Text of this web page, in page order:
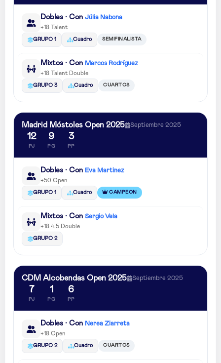
Dobles · Con Júlia Nabona
+18 Talent
GRUPO 1 Cuadro SEMIFINALISTA
Mixtos · Con Marcos Rodríguez
+18 Talent Double
GRUPO 3 Cuadro CUARTOS
Madrid Móstoles Open 2025 Septiembre 2025
12
PJ
9
PG
3
PP
Dobles · Con Eva Martinez
+50 Open
GRUPO 1 Cuadro CAMPEON
Mixtos · Con Sergio Vela
+18 4.5 Double
GRUPO 2
CDM Alcobendas Open 2025 Septiembre 2025
7
PJ
1
PG
6
PP
Dobles · Con Nerea Ziarreta
+18 Open
GRUPO 2 Cuadro CUARTOS